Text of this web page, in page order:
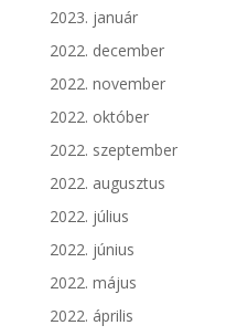
2023. január
2022. december
2022. november
2022. október
2022. szeptember
2022. augusztus
2022. július
2022. június
2022. május
2022. április